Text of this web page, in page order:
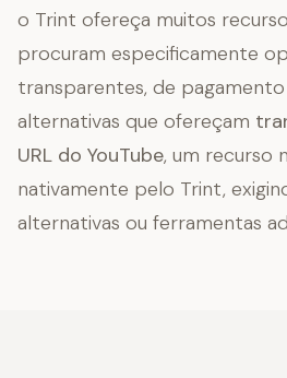
o Trint ofereça muitos
procuram especificamente
transparentes, de
alternativas que ofereçam
URL do YouTube, um recurso
nativamente pelo Trint,
alternativas ou ferramentas